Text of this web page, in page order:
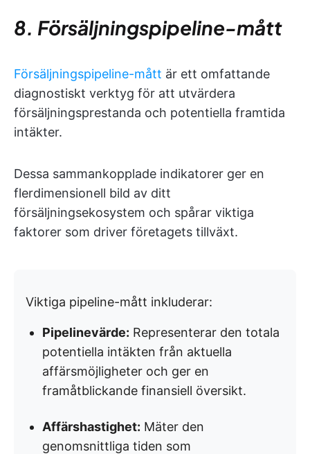
8. Försäljningspipeline-mått
Försäljningspipeline-mått är ett omfattande
diagnostiskt verktyg för att utvärdera
försäljningsprestanda och potentiella framtida
intäkter.
Dessa sammankopplade indikatorer ger en
flerdimensionell bild av ditt
försäljningsekosystem och spårar viktiga
faktorer som driver företagets tillväxt.
Viktiga pipeline-mått inkluderar:
Pipelinevärde: Representerar den totala
potentiella intäkten från aktuella
affärsmöjligheter och ger en
framåtblickande finansiell översikt.
Affärshastighet: Mäter den
genomsnittliga tiden som